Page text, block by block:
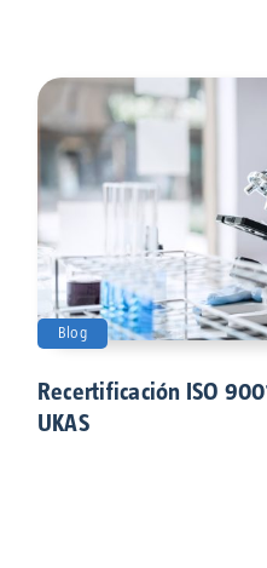
Recertificación ISO
UKAS
Blog